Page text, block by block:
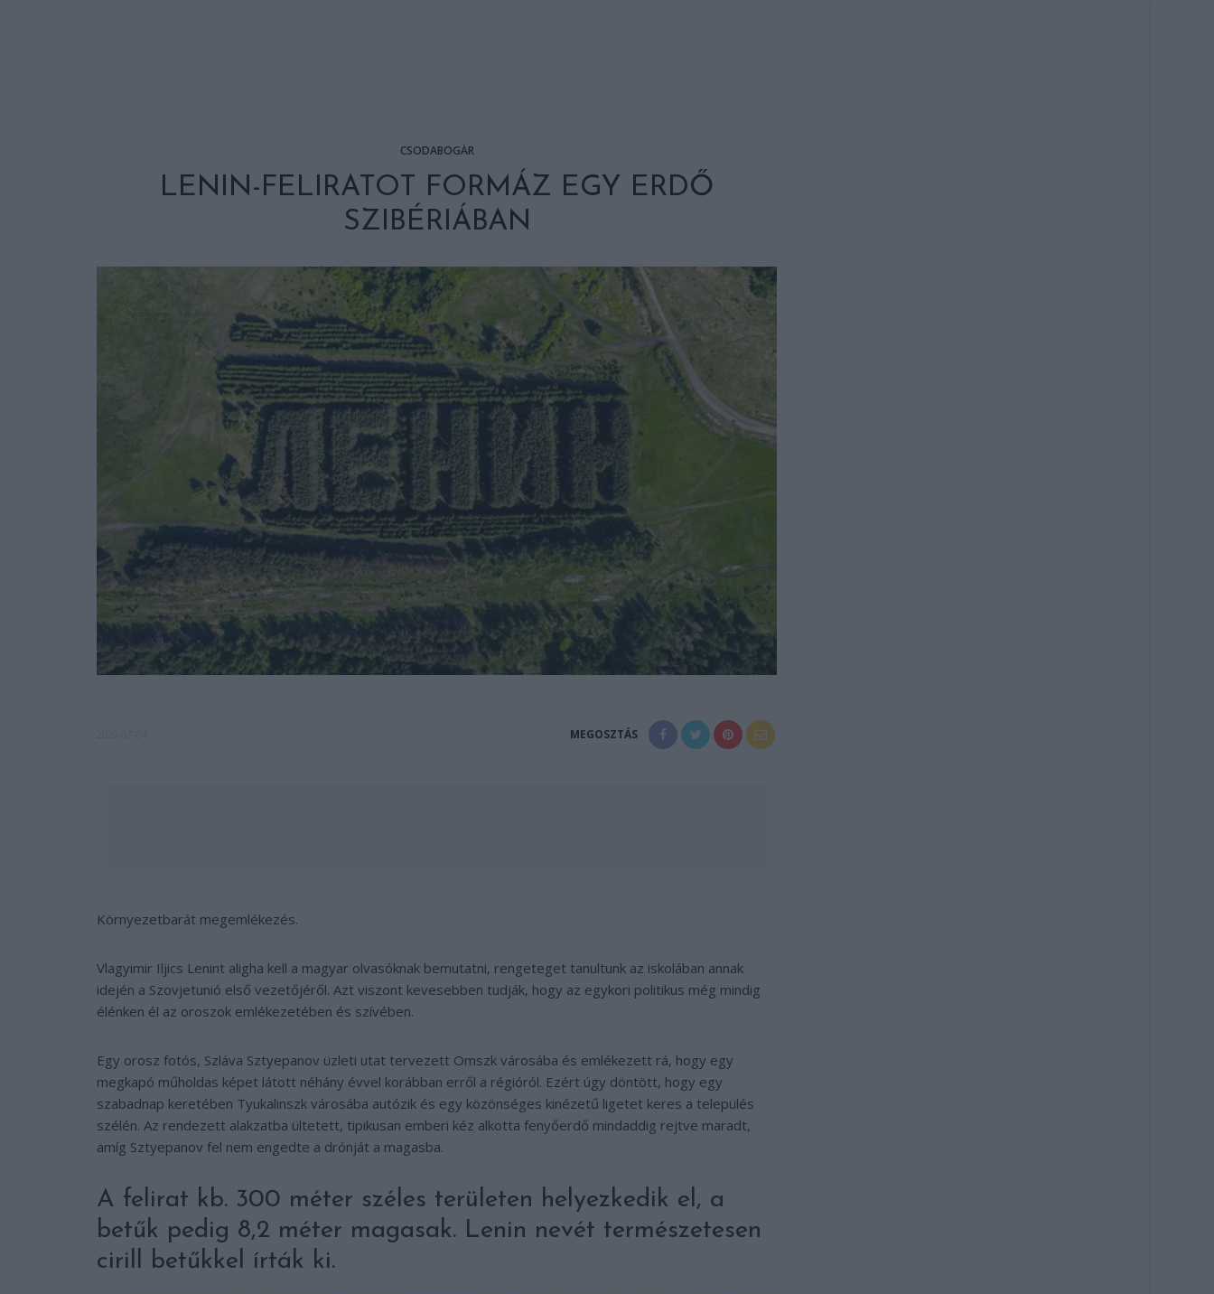
CSODABOGÁR
LENIN-FELIRATOT FORMÁZ EGY ERDŐ
SZIBÉRIÁBAN
MEGOSZTÁS
Környezetbarát megemlékezés.
Vlagyimir Iljics Lenint aligha kell a magyar olvasóknak bemutatni, rengeteget tanultunk az iskolában annak
idején a Szovjetunió első vezetőjéről. Azt viszont kevesebben tudják, hogy az egykori politikus még mindig
élénken él az oroszok emlékezetében és szívében.
Egy orosz fotós, Szláva Sztyepanov üzleti utat tervezett Omszk városába és emlékezett rá, hogy egy
megkapó műholdas képet látott néhány évvel korábban erről a régióról. Ezért úgy döntött, hogy egy
szabadnap keretében Tyukalinszk városába autózik és egy közönséges kinézetű ligetet keres a település
szélén. Az rendezett alakzatba ültetett, tipikusan emberi kéz alkotta fenyőerdő mindaddig rejtve maradt,
amíg Sztyepanov fel nem engedte a drónját a magasba.
A felirat kb. 300 méter széles területen helyezkedik el, a
betűk pedig 8,2 méter magasak. Lenin nevét természetesen
cirill betűkkel írták ki.